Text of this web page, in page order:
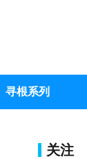
寻根系列
关注